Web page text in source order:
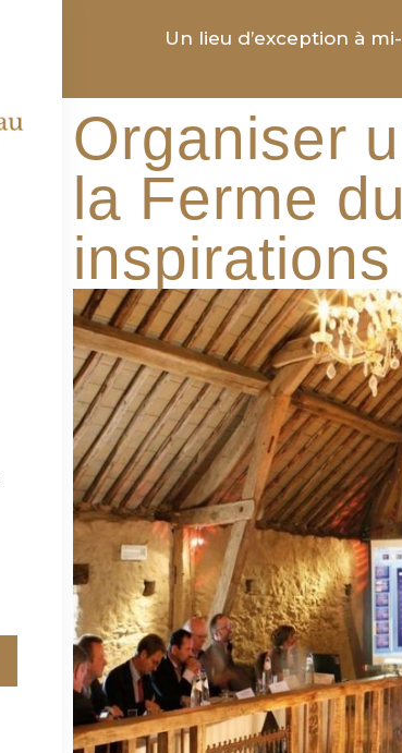
Un lieu d’exception à
Organiser
la Ferme
inspirations